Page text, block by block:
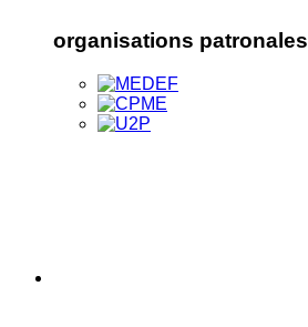
organisations patronales